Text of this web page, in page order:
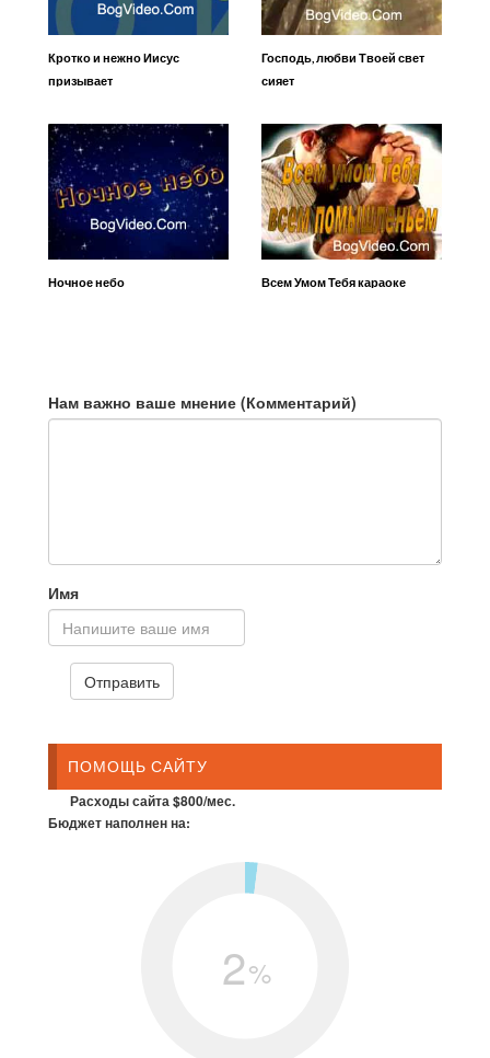
Кротко и нежно Иисус
призывает
Господь, любви Твоей свет
сияет
Ночное небо Всем Умом Тебя караоке
Нам важно ваше мнение (Комментарий)
Имя
ПОМОЩЬ САЙТУ
Расходы сайта $800/мес.
Бюджет наполнен на:
2%